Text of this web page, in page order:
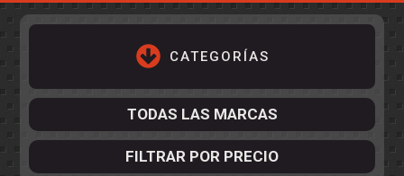
CATEGORÍAS
TODAS LAS MARCAS
FILTRAR POR PRECIO